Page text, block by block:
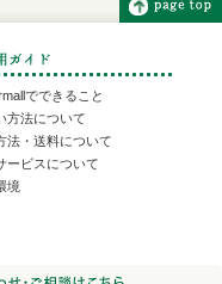
でできること
方法について
法・送料について
ービスについて
境